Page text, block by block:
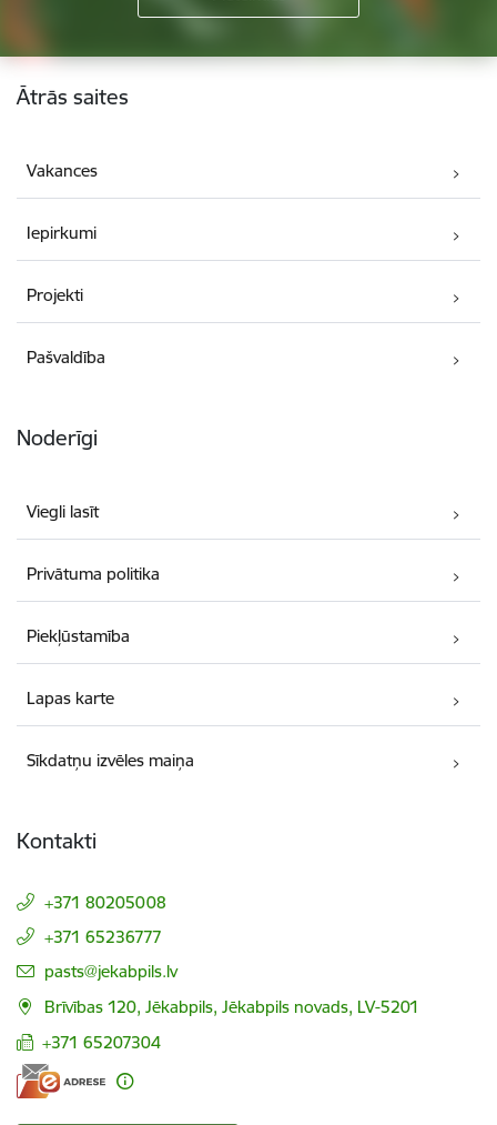
Kājene
Ātrās saites
Vakances
Iepirkumi
Projekti
Pašvaldība
Noderīgi
Viegli lasīt
Privātuma politika
Piekļūstamība
Lapas karte
Sīkdatņu izvēles maiņa
Kontakti
+371 80205008
+371 65236777
E-pasts:
pasts@jekabpils.lv
Brīvības 120, Jēkabpils, Jēkabpils novads, LV-5201
+371 65207304